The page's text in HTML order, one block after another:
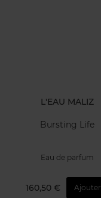
L'EAU MALIZ
Bursting Life
Eau de parfum
160,50 € Ajouter